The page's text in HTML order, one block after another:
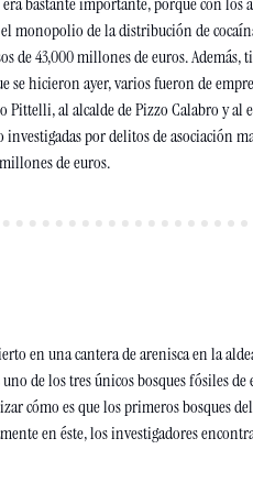
monopolio de la distribución de
de 43,000 millones de euros.
hicieron ayer, varios fueron de
Pittelli, al alcalde de Pizzo Calabro y al
por delitos de asociación
de euros.
en una cantera de arenisca en la
de los tres únicos bosques fósiles de
cómo es que los primeros bosques
en éste, los investigadores